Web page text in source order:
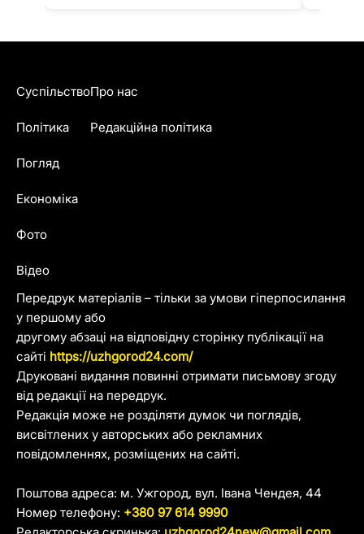
Передрук матеріалів – тільки за умови гіперпосилання
у першому або
другому абзаці на відповідну сторінку публікації на
сайті https://uzhgorod24.com/
Друковані видання повинні отримати письмову згоду
від редакції на передрук.
Редакція може не розділяти думок чи поглядів,
висвітлених у авторських або рекламних
повідомленнях, розміщених на сайті.
Поштова адреса: м. Ужгород, вул. Івана Чендея, 44
Номер телефону: +380 97 614 9990
Суспільство
Політика
Погляд
Економіка
Фото
Відео
Про нас
Редакційна політика